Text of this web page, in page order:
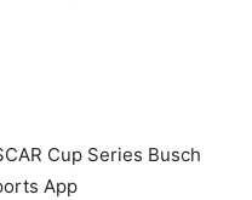
Cup Series Busch
App